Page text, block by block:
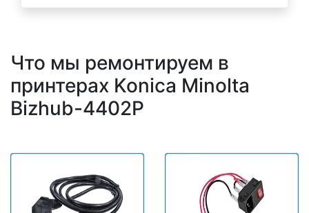
Что мы ремонтируем в
принтерах Konica Minolta
Bizhub-4402P